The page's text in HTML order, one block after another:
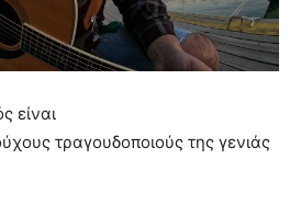
ς είναι
ύχους τραγουδοποιούς της γενιάς